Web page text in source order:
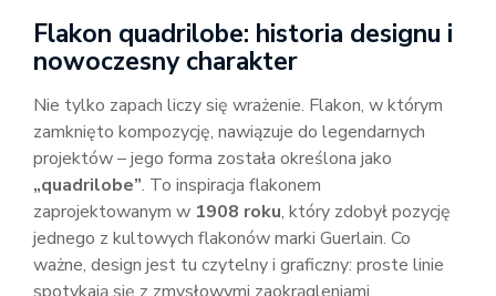
Flakon quadrilobe: historia designu i
nowoczesny charakter
Nie tylko zapach liczy się wrażenie. Flakon, w którym
zamknięto kompozycję, nawiązuje do legendarnych
projektów – jego forma została określona jako
„quadrilobe”. To inspiracja flakonem
zaprojektowanym w 1908 roku, który zdobył pozycję
jednego z kultowych flakonów marki Guerlain. Co
ważne, design jest tu czytelny i graficzny: proste linie